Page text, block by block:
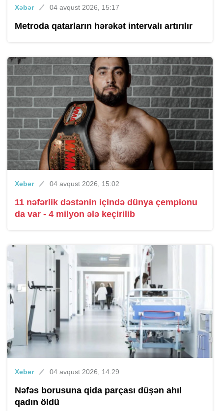
Xəbər 04 avqust 2026, 15:17
Metroda qatarların hərəkət intervalı artırılır
Xəbər 04 avqust 2026, 15:02
11 nəfərlik dəstənin içində dünya çempionu
da var - 4 milyon ələ keçirilib
Xəbər 04 avqust 2026, 14:29
Nəfəs borusuna qida parçası düşən ahıl
qadın öldü